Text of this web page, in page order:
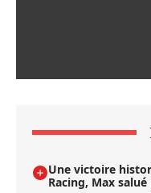
Une victoire
Racing, Max